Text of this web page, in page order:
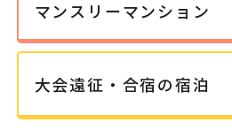
マンスリーマンション
大会遠征・ 合宿の宿泊